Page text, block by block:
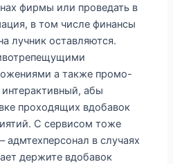
фирмы или проведать в
в том числе финансы
лучник оставляются.
а также промо-
абы
проходящих вдобавок
С сервисом тоже
адмтехперсонал в случаях
держите вдобавок